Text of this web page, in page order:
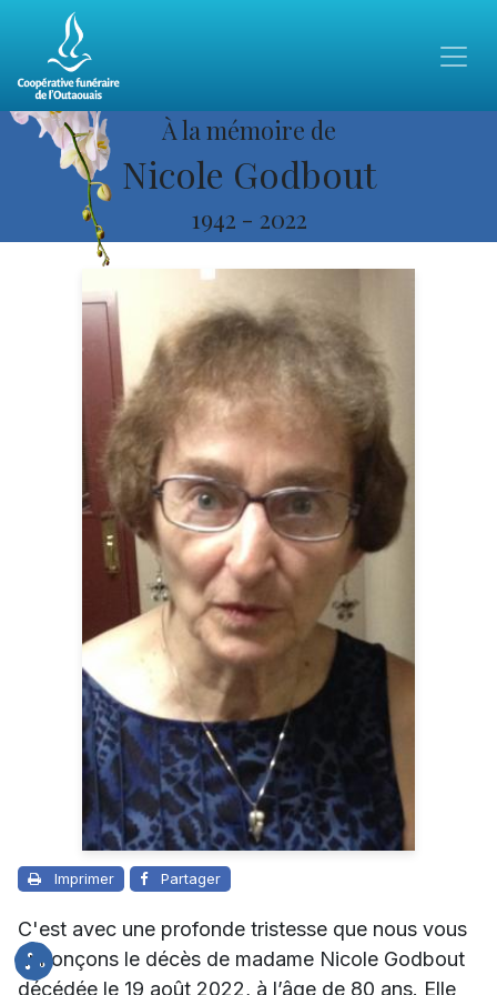
À la mémoire de
Nicole Godbout
1942 - 2022
Imprimer Partager
C'est avec une profonde tristesse que nous vous
annonçons le décès de madame Nicole Godbout
décédée le 19 août 2022, à l’âge de 80 ans. Elle